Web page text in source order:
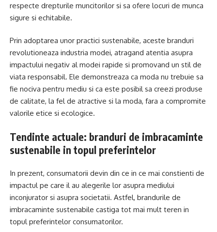
respecte drepturile muncitorilor si sa ofere locuri de munca
sigure si echitabile.
Prin adoptarea unor practici sustenabile, aceste branduri
revolutioneaza industria modei, atragand atentia asupra
impactului negativ al modei rapide si promovand un stil de
viata responsabil. Ele demonstreaza ca moda nu trebuie sa
fie nociva pentru mediu si ca este posibil sa creezi produse
de calitate, la fel de atractive si la moda, fara a compromite
valorile etice si ecologice.
Tendinte actuale: branduri de imbracaminte
sustenabile in topul preferintelor
In prezent, consumatorii devin din ce in ce mai constienti de
impactul pe care il au alegerile lor asupra mediului
inconjurator si asupra societatii. Astfel, brandurile de
imbracaminte sustenabile castiga tot mai mult teren in
topul preferintelor consumatorilor.